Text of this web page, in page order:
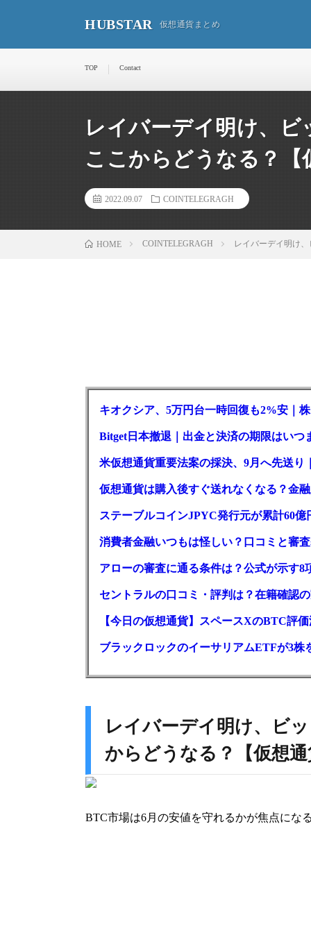
HUBSTAR 仮想通貨まとめ
TOP Contact
レイバーデイ明け、
ここからどうなる？【
2022.09.07 COINTELEGRAGH
HOME COINTELEGRAGH レイバーデイ明け
キオクシア、5万円台一時回復も2%安｜
Bitget日本撤退｜出金と決済の期限はいつ
米仮想通貨重要法案の採決、9月へ先送り
仮想通貨は購入後すぐ送れなくなる？金
ステーブルコインJPYC発行元が累計60
消費者金融いつもは怪しい？口コミと審
アローの審査に通る条件は？公式が示す8
セントラルの口コミ・評判は？在籍確認
【今日の仮想通貨】スペースXのBTC評
ブラックロックのイーサリアムETFが3株
レイバーデイ明け、ビ
からどうなる？【仮想
BTC市場は6月の安値を守れるかが焦点にな